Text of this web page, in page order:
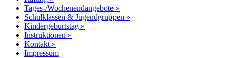
Tages-/Wochenendangebote »
Schulklassen & Jugendgruppen »
Kindergeburtstag »
Instruktionen »
Kontakt »
Impressum